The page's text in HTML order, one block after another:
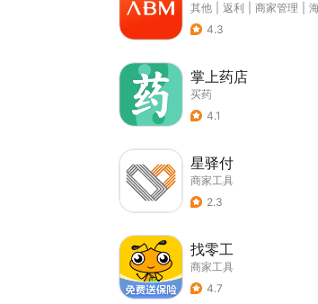
其他 返利 商家管理
4.3
掌上药店
买药
4.1
星驿付
商家工具
2.3
找零工
商家工具
4.7